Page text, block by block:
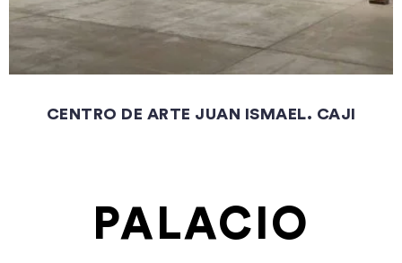
CENTRO DE ARTE JUAN ISMAEL. CAJI
PALACIO